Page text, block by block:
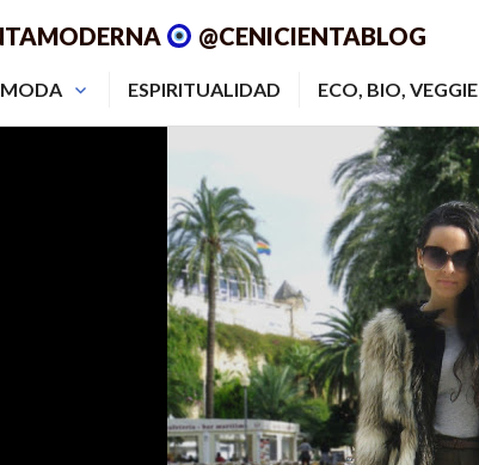
@CENICIENTABLOG
MODA ESPIRITUALIDAD ECO, BIO, VEGGIE